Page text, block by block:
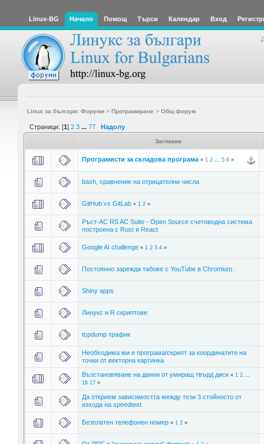
Linux-BG Начало Помощ Търси Календар Вход
Linux за българи: Форуми> Програмиране > Общ форум
Страници: [1] 2 3 ... 77 Надолу
Заглавие
Програмисти за складова програма « 1 2... 5 6»
bash, сравнение на отрицателни числа
GitHub vs GitLab « 1 2»
Ръст-АС RS AC Suite - Open Source счетоводна система
построена с Rust и React
Google AI challenge « 1 2 3 4»
Постоянно зарежда табове с YouTube в Chromium .
Shiny apps
Линукс и R скриптове
tcpdump трафик
Необходима ми е програма/скрипт за координатите на
точки от векторна картинка
Възстановяване на данни от умиращ твърд диск « 1 2...
16 17»
Да открием зависимостта между тези 3 стойносто от
изхода на speedtest
Безплатен телефонен номер « 1 2»